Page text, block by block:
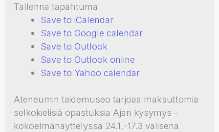
Tallenna tapahtuma
Save to iCalendar
Save to Google calendar
Save to Outlook
Save to Outlook online
Save to Yahoo calendar
Ateneumin taidemuseo tarjoaa maksuttomia
selkokielisiä opastuksia Ajan kysymys -
kokoelmanäyttelyssä 24.1.-17.3 välisenä